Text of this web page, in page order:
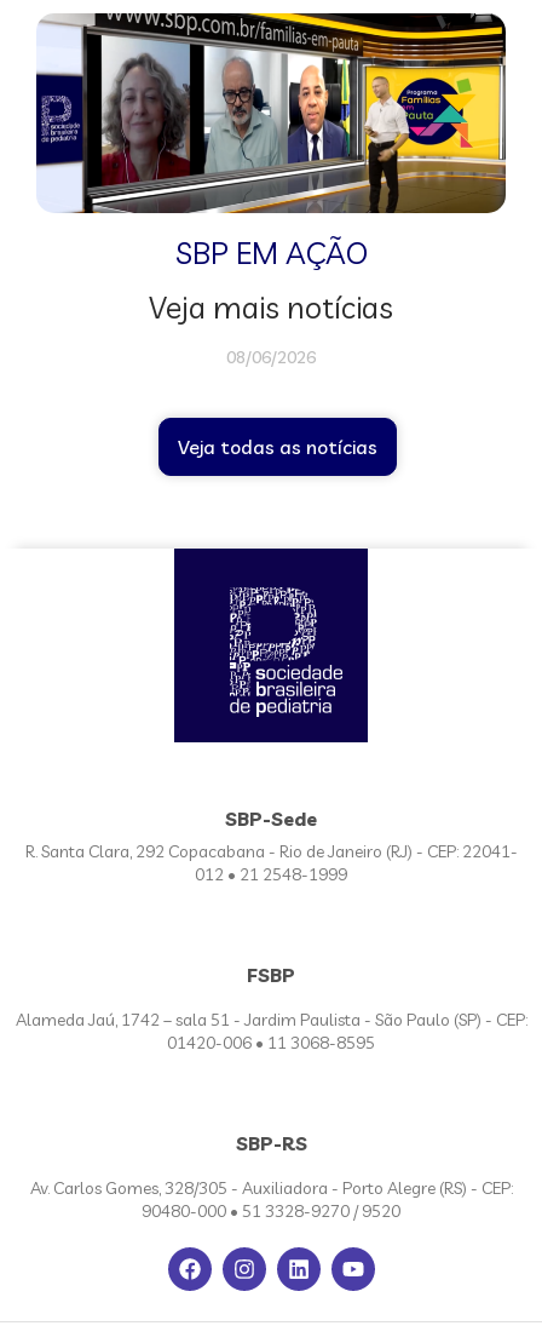
SBP EM AÇÃO
Veja mais notícias
08/06/2026
Veja todas as notícias
SBP-Sede
R. Santa Clara, 292 Copacabana - Rio de Janeiro (RJ) - CEP: 22041-
012 • 21 2548-1999
FSBP
Alameda Jaú, 1742 – sala 51 - Jardim Paulista - São Paulo (SP) - CEP:
01420-006 • 11 3068-8595
SBP-RS
Av. Carlos Gomes, 328/305 - Auxiliadora - Porto Alegre (RS) - CEP:
90480-000 • 51 3328-9270 / 9520